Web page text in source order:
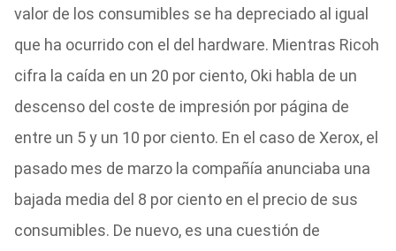
valor de los consumibles se ha depreciado al igual
que ha ocurrido con el del hardware. Mientras Ricoh
cifra la caída en un 20 por ciento, Oki habla de un
descenso del coste de impresión por página de
entre un 5 y un 10 por ciento. En el caso de Xerox, el
pasado mes de marzo la compañía anunciaba una
bajada media del 8 por ciento en el precio de sus
consumibles. De nuevo, es una cuestión de